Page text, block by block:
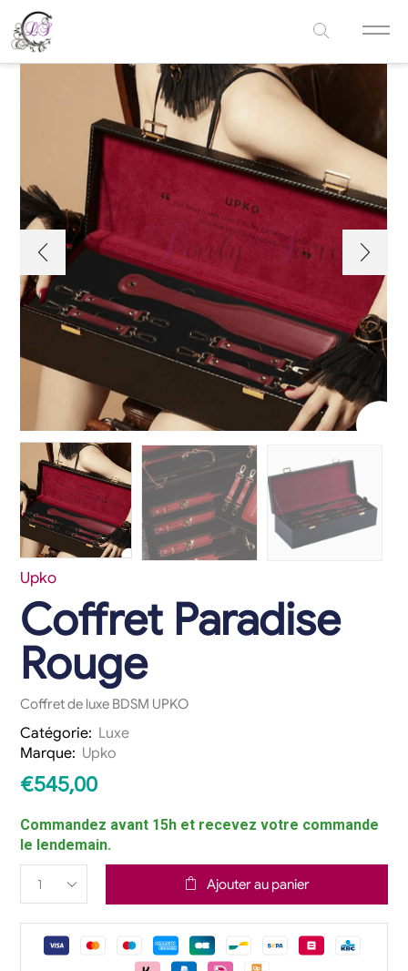
Upko
Coffret Paradise
Rouge
Coffret de luxe BDSM UPKO
Catégorie: Luxe
Marque: Upko
€545,00
Commandez avant 15h et recevez votre commande
le lendemain.
Ajouter au panier